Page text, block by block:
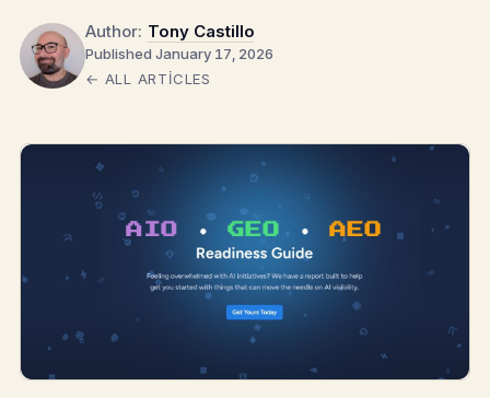
Author: Tony Castillo
Published January 17, 2026
← ALL ARTICLES